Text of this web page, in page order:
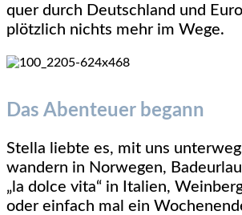
quer durch Deutschland und
plötzlich nichts mehr im Wege.
Das Abenteuer begann
Stella liebte es, mit uns
wandern in Norwegen,
„la dolce vita“ in Italien,
oder einfach mal ein